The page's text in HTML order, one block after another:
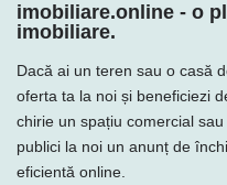
imobiliare.online - o
imobiliare.
Dacă ai un teren sau o casă
oferta ta la noi și beneficiezi
chirie un spațiu comercial
publici la noi un anunț de
eficientă online.